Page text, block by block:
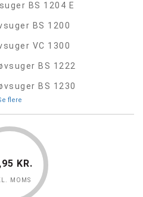
BS 1204 E
BS 1200
VC 1300
BS 1222
BS 1230
flere
KR.
MOMS